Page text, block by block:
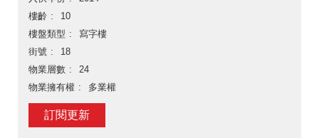
樓齡
10
樓盤類型
寫字樓
街號
18
物業層數
24
物業擁有權
多業權
訂閱更新